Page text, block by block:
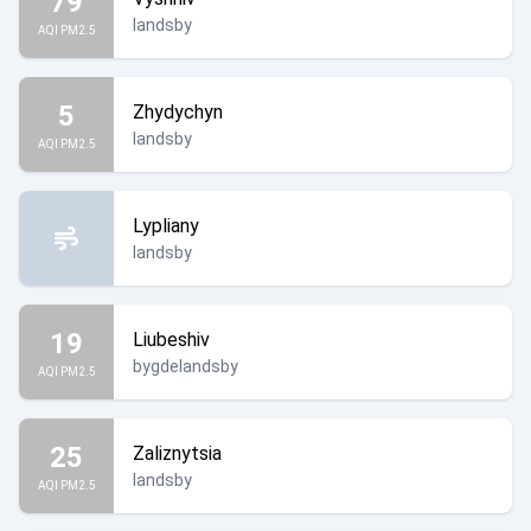
AQI PM2.5 landsby
5
AQI PM2.5
Zhydychyn
landsby
Lypliany
landsby
19
AQI PM2.5
Liubeshiv
bygdelandsby
25
AQI PM2.5
Zaliznytsia
landsby